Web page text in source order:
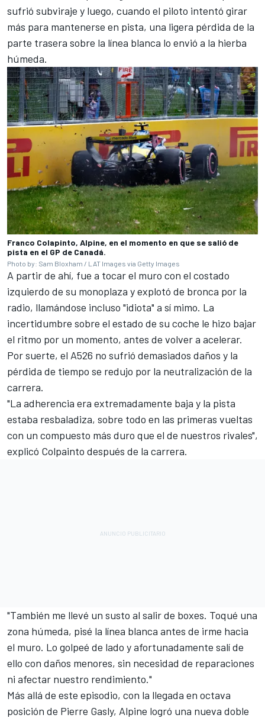
sufrió subviraje y luego, cuando el piloto intentó girar
más para mantenerse en pista, una ligera pérdida de la
parte trasera sobre la línea blanca lo envió a la hierba
húmeda.
Franco Colapinto, Alpine, en el momento en que se salió de
pista en el GP de Canadá.
Photo by: Sam Bloxham / LAT Images via Getty Images
A partir de ahí, fue a tocar el muro con el costado
izquierdo de su monoplaza y explotó de bronca por la
radio, llamándose incluso "idiota" a sí mimo. La
incertidumbre sobre el estado de su coche le hizo bajar
el ritmo por un momento, antes de volver a acelerar.
Por suerte, el A526 no sufrió demasiados daños y la
pérdida de tiempo se redujo por la neutralización de la
carrera.
"La adherencia era extremadamente baja y la pista
estaba resbaladiza, sobre todo en las primeras vueltas
con un compuesto más duro que el de nuestros rivales",
explicó Colpainto después de la carrera.
"También me llevé un susto al salir de boxes. Toqué una
zona húmeda, pisé la línea blanca antes de irme hacia
el muro. Lo golpeé de lado y afortunadamente salí de
ello con daños menores, sin necesidad de reparaciones
ni afectar nuestro rendimiento."
Más allá de este episodio, con la llegada en octava
posición de Pierre Gasly, Alpine logró una nueva doble